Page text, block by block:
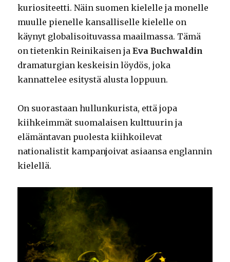
kuriositeetti. Näin suomen kielelle ja monelle
muulle pienelle kansalliselle kielelle on
käynyt globalisoituvassa maailmassa. Tämä
on tietenkin Reinikaisen jaEva Buchwaldin
dramaturgian keskeisin löydös, joka
kannattelee esitystä alusta loppuun.
On suorastaan hullunkurista, että jopa
kiihkeimmät suomalaisen kulttuurin ja
elämäntavan puolesta kiihkoilevat
nationalistit kampanjoivat asiaansa englannin
kielellä.